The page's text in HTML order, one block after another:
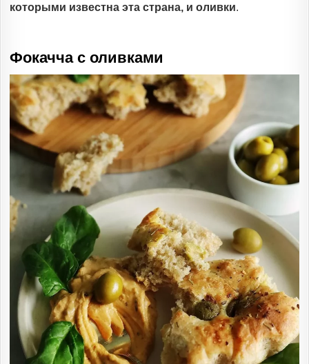
которыми известна эта страна, и оливки.
Фокачча с оливками